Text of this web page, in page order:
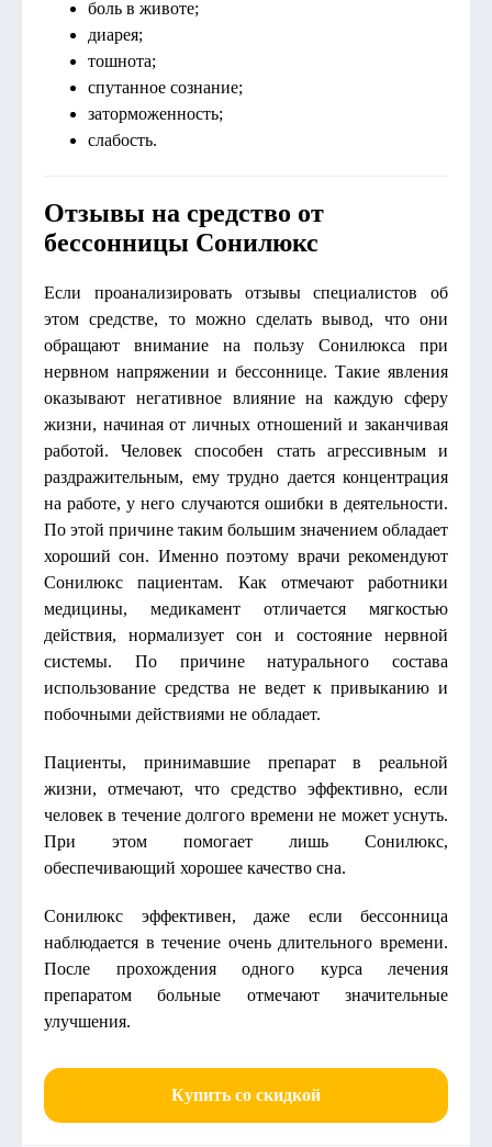
боль в животе;
диарея;
тошнота;
спутанное сознание;
заторможенность;
слабость.
Отзывы на средство от
бессонницы Сонилюкс
Если проанализировать отзывы специалистов об
этом средстве, то можно сделать вывод, что они
обращают внимание на пользу Сонилюкса при
нервном напряжении и бессоннице. Такие явления
оказывают негативное влияние на каждую сферу
жизни, начиная от личных отношений и заканчивая
работой. Человек способен стать агрессивным и
раздражительным, ему трудно дается концентрация
на работе, у него случаются ошибки в деятельности.
По этой причине таким большим значением обладает
хороший сон. Именно поэтому врачи рекомендуют
Сонилюкс пациентам. Как отмечают работники
медицины, медикамент отличается мягкостью
действия, нормализует сон и состояние нервной
системы. По причине натурального состава
использование средства не ведет к привыканию и
побочными действиями не обладает.
Пациенты, принимавшие препарат в реальной
жизни, отмечают, что средство эффективно, если
человек в течение долгого времени не может уснуть.
При этом помогает лишь Сонилюкс,
обеспечивающий хорошее качество сна.
Сонилюкс эффективен, даже если бессонница
наблюдается в течение очень длительного времени.
После прохождения одного курса лечения
препаратом больные отмечают значительные
улучшения.
Купить со скидкой